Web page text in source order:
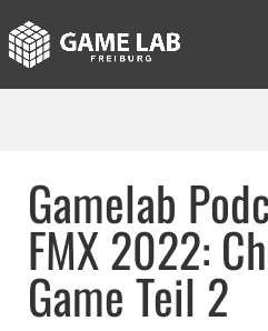
Gamelab
FMX 2022:
Game Teil 2